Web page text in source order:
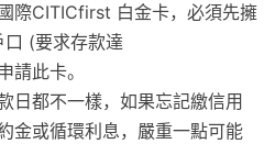
際CITICfirst 白金卡，必須先擁
(要求存款達
請此卡。
日都不一樣，如果忘記繳信用
金或循環利息，嚴重一點可能